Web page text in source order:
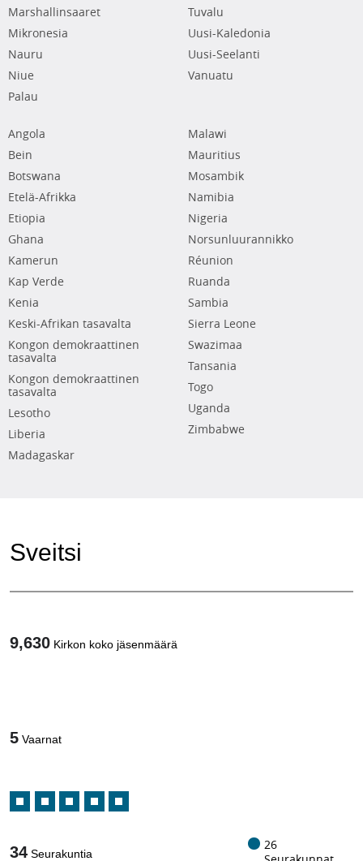
Marshallinsaaret
Mikronesia
Nauru
Niue
Palau
Tuvalu
Uusi-Kaledonia
Uusi-Seelanti
Vanuatu
Angola
Bein
Botswana
Etelä-Afrikka
Etiopia
Ghana
Kamerun
Kap Verde
Kenia
Keski-Afrikan tasavalta
Kongon demokraattinen
tasavalta
Kongon demokraattinen
tasavalta
Lesotho
Liberia
Madagaskar
Malawi
Mauritius
Mosambik
Namibia
Nigeria
Norsunluurannikko
Réunion
Ruanda
Sambia
Sierra Leone
Swazimaa
Tansania
Togo
Uganda
Zimbabwe
Sveitsi
9,630 Kirkon koko jäsenmäärä
5 Vaarnat
34 Seurakuntia
26